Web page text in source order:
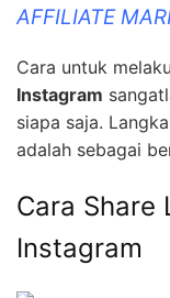
AFFILIATE
Cara untuk
Instagram
siapa saja.
adalah sebagai
Cara Share
Instagram